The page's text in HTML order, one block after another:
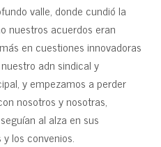
valle, donde cundió la
nuestros acuerdos eran
en cuestiones innovadoras
adn sindical y
y empezamos a perder
nosotros y nosotras,
al alza en sus
los convenios.